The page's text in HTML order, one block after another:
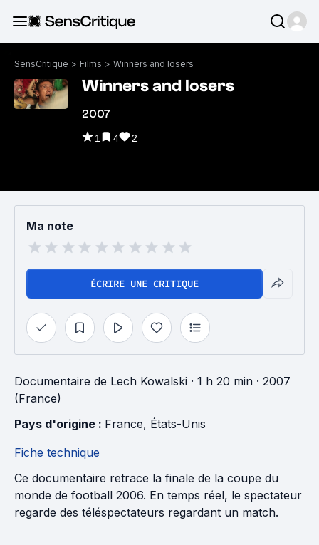
SensCritique > Films > Winners and losers
Winners and losers
2007
1 4 2
Ma note
ÉCRIRE UNE CRITIQUE
Documentaire de Lech Kowalski · 1 h 20 min · 2007
(France)
Pays d'origine : France, États-Unis
Fiche technique
Ce documentaire retrace la finale de la coupe du
monde de football 2006. En temps réel, le spectateur
regarde des téléspectateurs regardant un match.